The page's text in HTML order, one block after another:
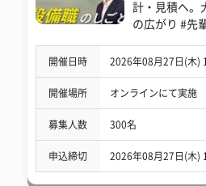
計・見積へ。
の広がり #先
開催日時 2026年08月27日(木)
開催場所 オンラインにて実施
募集人数 300名
申込締切 2026年08月27日(木)